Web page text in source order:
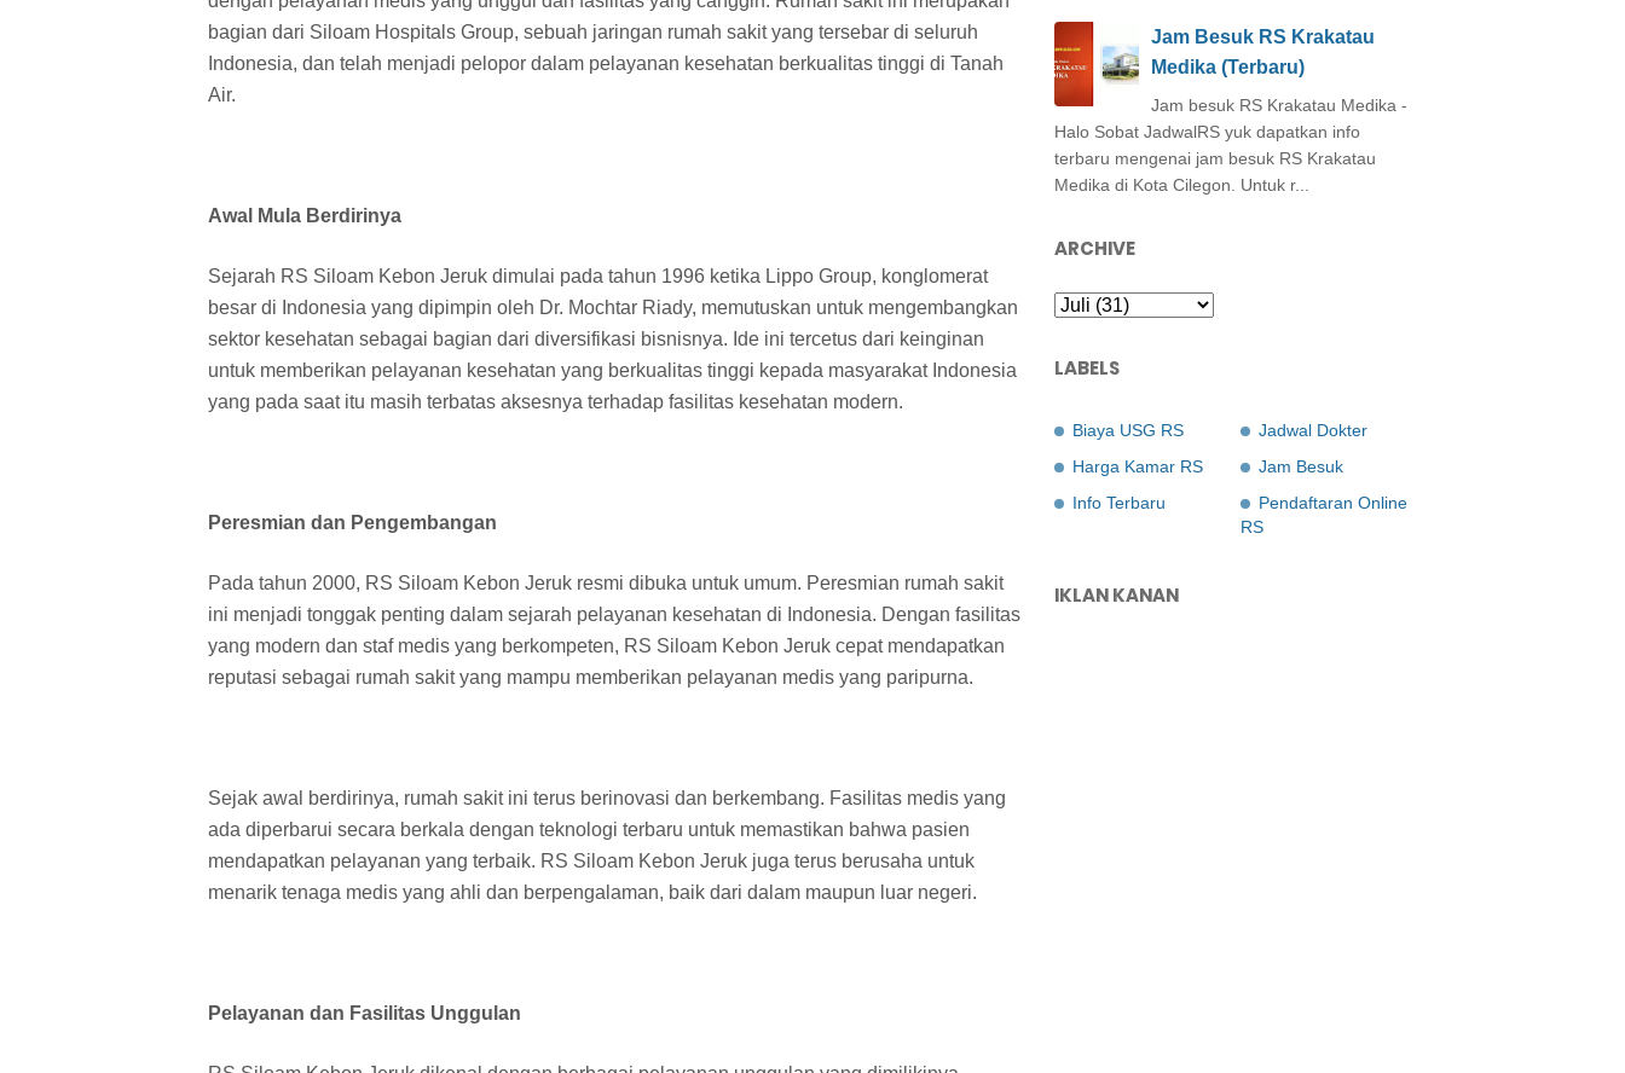
bagian dari Siloam Hospitals Group, sebuah jaringan rumah sakit yang tersebar di seluruh
Indonesia, dan telah menjadi pelopor dalam pelayanan kesehatan berkualitas tinggi di Tanah
Air.
Awal Mula Berdirinya
Sejarah RS Siloam Kebon Jeruk dimulai pada tahun 1996 ketika Lippo Group, konglomerat
besar di Indonesia yang dipimpin oleh Dr. Mochtar Riady, memutuskan untuk mengembangkan
sektor kesehatan sebagai bagian dari diversifikasi bisnisnya. Ide ini tercetus dari keinginan
untuk memberikan pelayanan kesehatan yang berkualitas tinggi kepada masyarakat Indonesia
yang pada saat itu masih terbatas aksesnya terhadap fasilitas kesehatan modern.
Peresmian dan Pengembangan
Pada tahun 2000, RS Siloam Kebon Jeruk resmi dibuka untuk umum. Peresmian rumah sakit
ini menjadi tonggak penting dalam sejarah pelayanan kesehatan di Indonesia. Dengan fasilitas
yang modern dan staf medis yang berkompeten, RS Siloam Kebon Jeruk cepat mendapatkan
reputasi sebagai rumah sakit yang mampu memberikan pelayanan medis yang paripurna.
Sejak awal berdirinya, rumah sakit ini terus berinovasi dan berkembang. Fasilitas medis yang
ada diperbarui secara berkala dengan teknologi terbaru untuk memastikan bahwa pasien
mendapatkan pelayanan yang terbaik. RS Siloam Kebon Jeruk juga terus berusaha untuk
menarik tenaga medis yang ahli dan berpengalaman, baik dari dalam maupun luar negeri.
Pelayanan dan Fasilitas Unggulan
Jam Besuk RS Krakatau
Medika (Terbaru)
Jam besuk RS Krakatau Medika -
Halo Sobat JadwalRS yuk dapatkan info
terbaru mengenai jam besuk RS Krakatau
Medika di Kota Cilegon. Untuk r...
ARCHIVE
LABELS
Biaya USG RS
Harga Kamar RS
Info Terbaru
Jadwal Dokter
Jam Besuk
Pendaftaran Online
RS
IKLAN KANAN